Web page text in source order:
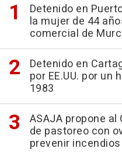
Detenido en
la mujer de 44
comercial de
Detenido en
por EE.UU. por
1983
ASAJA propone
de pastoreo con
prevenir